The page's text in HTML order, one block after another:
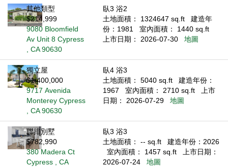
其他類型
$214,999
9080 Bloomfield
Av Unit 8 Cypress
, CA 90630
臥3 浴2
土地面積： 1324647 sq.ft
建造年
份：1981
室內面積： 1440 sq.ft
上市日期： 2026-07-30
地圖
獨立屋
$1,400,000
9717 Avenida
Monterey Cypress
, CA 90630
臥4 浴3
土地面積： 5040 sq.ft
建造年份：
1967
室內面積： 2710 sq.ft
上市
日期： 2026-07-29
地圖
聯排別墅
$782,990
380 Madera Ct
Cypress , CA
臥3 浴3
土地面積： -- sq.ft
建造年份：2026
室內面積： 1457 sq.ft
上市日期：
2026-07-24
地圖